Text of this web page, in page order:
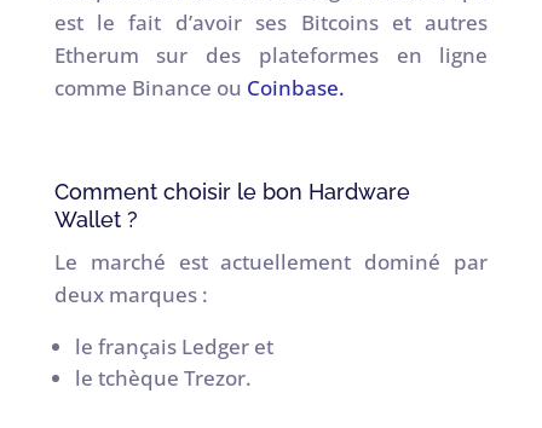
est le fait d’avoir ses Bitcoins et autres
Etherum sur des plateformes en ligne
comme Binance ou Coinbase.
Comment choisir le bon Hardware
Wallet ?
Le marché est actuellement dominé par
deux marques :
le français Ledger et
le tchèque Trezor.